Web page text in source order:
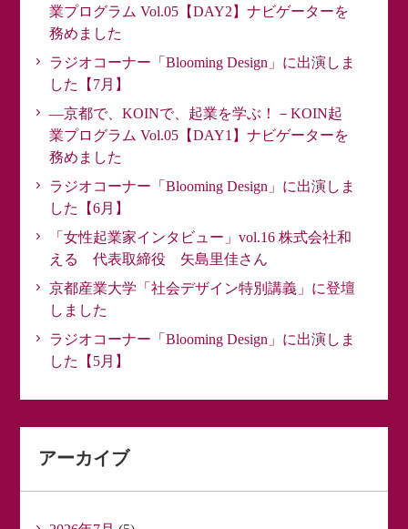
業プログラム Vol.05【DAY2】ナビゲーターを
務めました
ラジオコーナー「Blooming Design」に出演しま
した【7月】
―京都で、KOINで、起業を学ぶ！－KOIN起
業プログラム Vol.05【DAY1】ナビゲーターを
務めました
ラジオコーナー「Blooming Design」に出演しま
した【6月】
「女性起業家インタビュー」vol.16 株式会社和
える 代表取締役 矢島里佳さん
京都産業大学「社会デザイン特別講義」に登壇
しました
ラジオコーナー「Blooming Design」に出演しま
した【5月】
アーカイブ